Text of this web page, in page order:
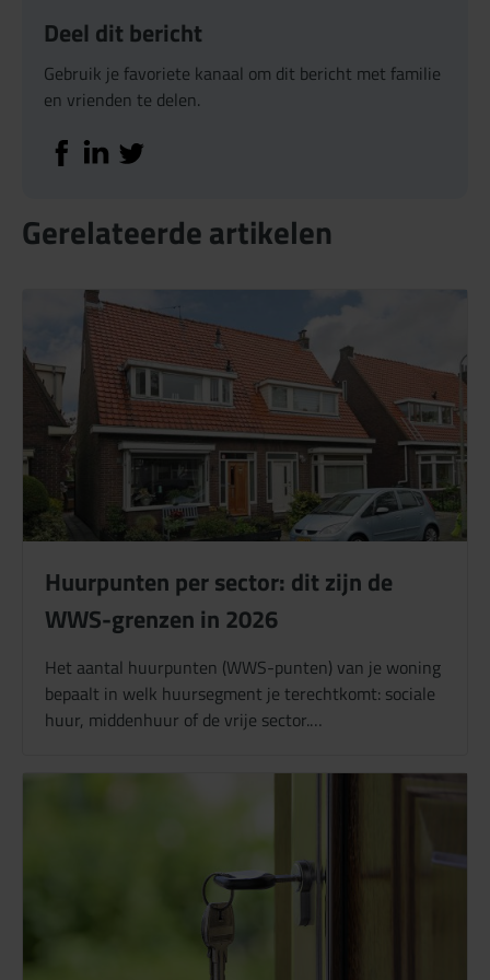
Deel dit bericht
Gebruik je favoriete kanaal om dit bericht met familie
en vrienden te delen.
Deel op Facebook
Deel op Linkedin
Deel op Twitter
Gerelateerde artikelen
Huurpunten per sector: dit zijn de
WWS-grenzen in 2026
Het aantal huurpunten (WWS-punten) van je woning
bepaalt in welk huursegment je terechtkomt: sociale
huur, middenhuur of de vrije sector.…